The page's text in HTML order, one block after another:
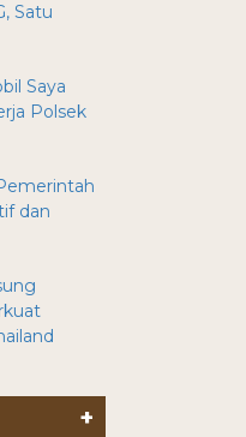
Satu
Saya
Polsek
dan
+